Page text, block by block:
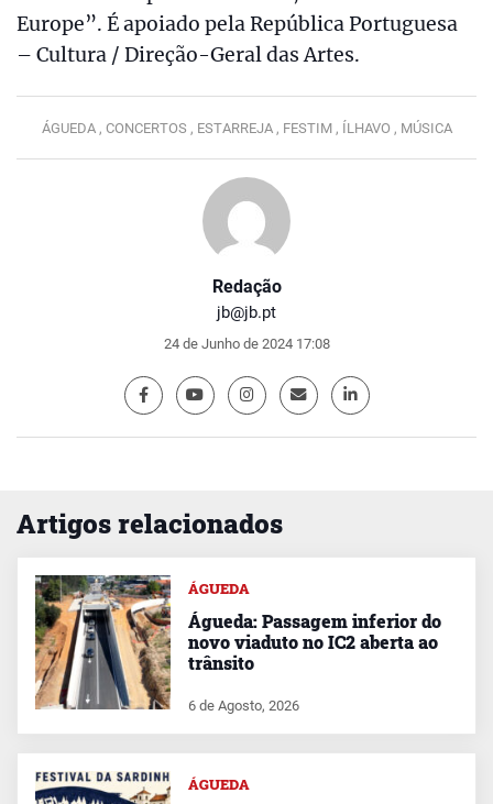
Redação
jb@jb.pt
24 de Junho de 2024 17:08
Europe”. É apoiado pela República Portuguesa
– Cultura / Direção-Geral das Artes.
ÁGUEDA , CONCERTOS , ESTARREJA , FESTIM , ÍLHAVO , MÚSICA
Artigos relacionados
ÁGUEDA
Águeda: Passagem inferior do
novo viaduto no IC2 aberta ao
trânsito
6 de Agosto, 2026
ÁGUEDA